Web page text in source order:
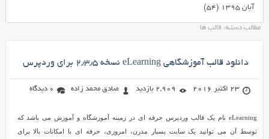
آبان ۱۳۹۵
(۵۴)
مطالب دسته: قالب ها
دانلود قالب آموزشگاهی eLearning نسخه ۲٫۳٫۵ برای وردپرس
23 اکتبر 2016 2,909 بازدید صادق محمد زاده 0 دیدگاه
eLearning نام یک قالب وردپرس حرفه ای در زمینه آموزشگاه و آموزش می باشد که
توسط آن می توانید یک سایت بسیار مدرن، امروزی، حرفه ای با امکانات بالا برای